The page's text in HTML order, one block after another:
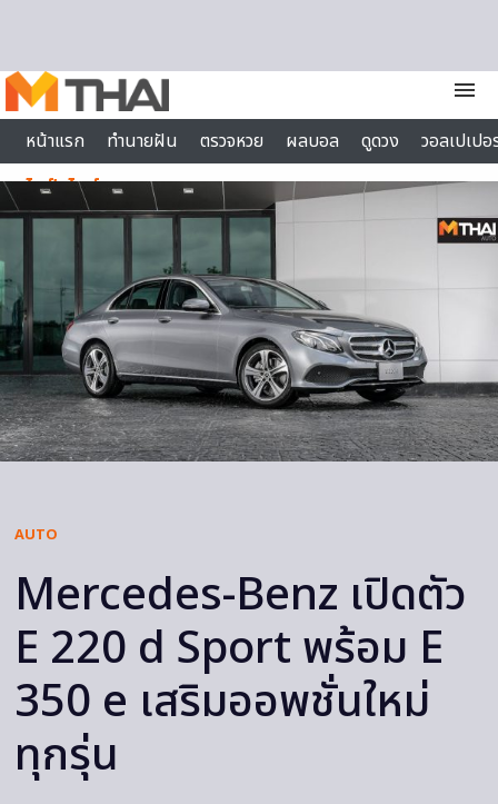
menu
หน้าแรก
ทำนายฝัน ตรวจหวย ผลบอล ดูดวง
วอลเปเป
ไลฟ์สไตล์
AUTO
Mercedes-Benz เปิดตัว
E 220 d Sport พร้อม E
350 e เสริมออพชั่นใหม่
ทุกรุ่น